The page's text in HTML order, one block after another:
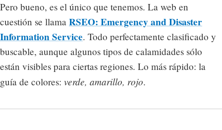
Pero bueno, es el único que tenemos. La web en
cuestión se llama RSEO: Emergency and Disaster
Information Service. Todo perfectamente clasificado y
buscable, aunque algunos tipos de calamidades sólo
están visibles para ciertas regiones. Lo más rápido: la
guía de colores: verde, amarillo, rojo.